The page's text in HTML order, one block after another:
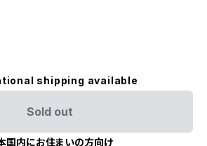
shipping available
Sold out
国内にお住まいの方向け